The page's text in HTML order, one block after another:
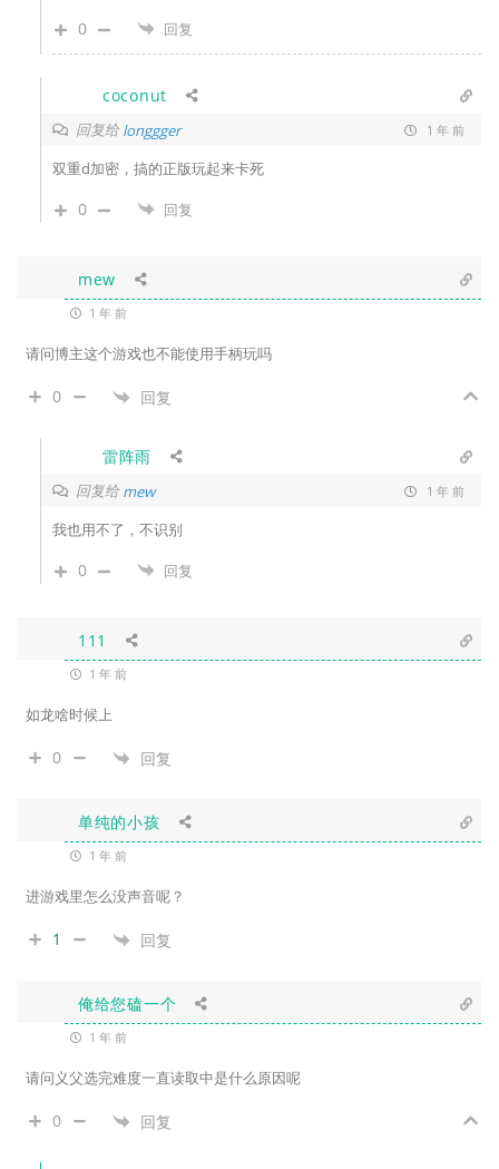
0 回复
coconut
回复给longgger 1 年 前
双重d加密，搞的正版玩起来卡死
0 回复
mew
1 年 前
请问博主这个游戏也不能使用手柄玩吗
0 回复
雷阵雨
回复给mew 1 年 前
我也用不了，不识别
0 回复
111
1 年 前
如龙啥时候上
0 回复
单纯的小孩
1 年 前
进游戏里怎么没声音呢？
1 回复
俺给您磕一个
1 年 前
请问义父选完难度一直读取中是什么原因呢
0 回复